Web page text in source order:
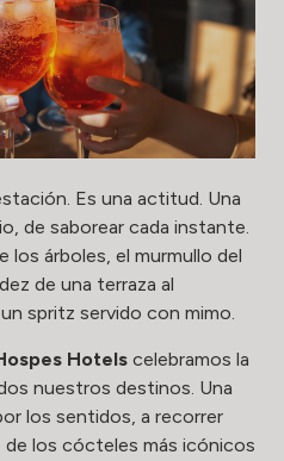
Es una actitud. Una
de saborear cada instante.
los árboles, el murmullo del
de una terraza al
spritz servido con mimo.
Hotels celebramos la
nuestros destinos. Una
los sentidos, a recorrer
de los cócteles más icónicos